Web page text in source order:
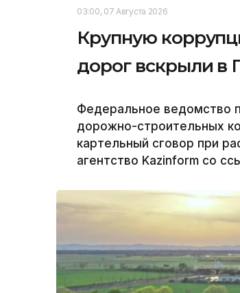
03:00, 07 Августа 2026
Крупную
дорог вскрыли в
Федеральное ведомство
дорожно-строительных
картельный сговор при
агентство Kazinform со